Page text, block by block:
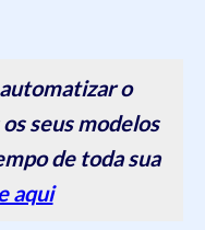
o
seus modelos
de toda sua
aqui